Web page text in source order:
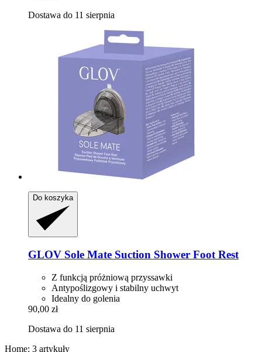
Dostawa do 11 sierpnia
Do koszyka
GLOV Sole Mate Suction Shower Foot Rest
Z funkcją próżniową przyssawki
Antypoślizgowy i stabilny uchwyt
Idealny do golenia
90,00 zł
Dostawa do 11 sierpnia
Home: 3 artykuły